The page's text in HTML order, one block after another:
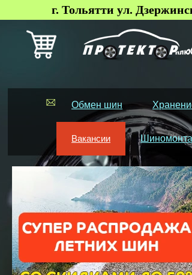
г. Тольятти ул.
Обмен шин
Вакансии